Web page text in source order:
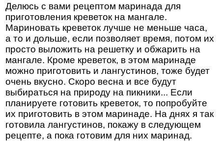
Делюсь с вами рецептом маринада для
приготовления креветок на мангале.
Мариновать креветок лучше не меньше часа,
а то и дольше, если позволяет время, потом их
просто выложить на решетку и обжарить на
мангале. Кроме креветок, в этом маринаде
можно приготовить и лангустинов, тоже будет
очень вкусно. Скоро весна и все будут
выбираться на природу на пикники... Если
планируете готовить креветок, то попробуйте
их приготовить в этом маринаде. На днях я так
готовила лангустинов, покажу в следующем
рецепте, а пока готовим для них маринад.